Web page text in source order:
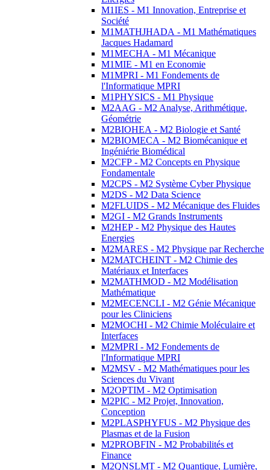
M1IES - M1 Innovation, Entreprise et
Société
M1MATHJHADA - M1 Mathématiques
Jacques Hadamard
M1MECHA - M1 Mécanique
M1MIE - M1 en Economie
M1MPRI - M1 Fondements de
l'Informatique MPRI
M1PHYSICS - M1 Physique
M2AAG - M2 Analyse, Arithmétique,
Géométrie
M2BIOHEA - M2 Biologie et Santé
M2BIOMECA - M2 Biomécanique et
Ingéniérie Biomédical
M2CFP - M2 Concepts en Physique
Fondamentale
M2CPS - M2 Système Cyber Physique
M2DS - M2 Data Science
M2FLUIDS - M2 Mécanique des Fluides
M2GI - M2 Grands Instruments
M2HEP - M2 Physique des Hautes
Energies
M2MARES - M2 Physique par Recherche
M2MATCHEINT - M2 Chimie des
Matériaux et Interfaces
M2MATHMOD - M2 Modélisation
Mathématique
M2MECENCLI - M2 Génie Mécanique
pour les Cliniciens
M2MOCHI - M2 Chimie Moléculaire et
Interfaces
M2MPRI - M2 Fondements de
l'Informatique MPRI
M2MSV - M2 Mathématiques pour les
Sciences du Vivant
M2OPTIM - M2 Optimisation
M2PIC - M2 Projet, Innovation,
Conception
M2PLASPHYFUS - M2 Physique des
Plasmas et de la Fusion
M2PROBFIN - M2 Probabilités et
Finance
M2QNSLMT - M2 Quantique, Lumière,